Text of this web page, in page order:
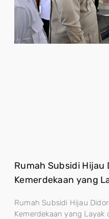
Rumah Subsidi Hijau
Kemerdekaan yang
Rumah Subsidi Hijau
Kemerdekaan yang Layak